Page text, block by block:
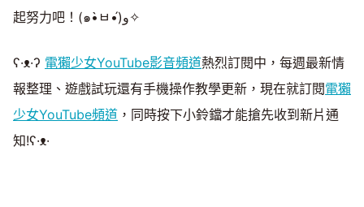
起努力吧！(๑•̀ㅂ•́)و✧
ʕ·ᴥ·ʔ 電獺少女YouTube影音頻道熱烈訂閱中，每週最新情
報整理、遊戲試玩還有手機操作教學更新，現在就訂閱電獺
少女YouTube頻道 ，同時按下小鈴鐺才能搶先收到新片通
知!ʕ·ᴥ·